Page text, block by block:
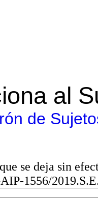
al
de
se deja sin
1556/